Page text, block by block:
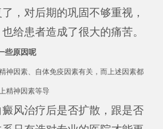
，对后期的巩固不够重视，
给患者造成了很大的痛苦。
些原因呢
神因素、自体免疫因素有关，而上述因素都
精神因素等导
风治疗后是否扩散，跟是否